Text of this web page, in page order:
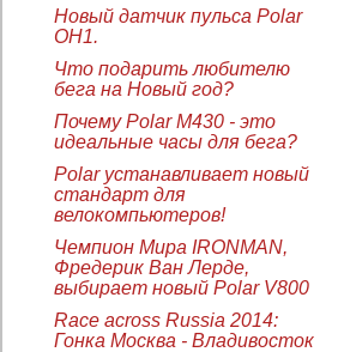
Новый датчик пульса Polar
OH1.
Что подарить любителю
бега на Новый год?
Почему Polar M430 - это
идеальные часы для бега?
Polar устанавливает новый
стандарт для
велокомпьютеров!
Чемпион Мира IRONMAN,
Фредерик Ван Лерде,
выбирает новый Polar V800
Race across Russia 2014:
Гонка Москва - Владивосток